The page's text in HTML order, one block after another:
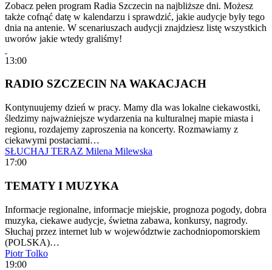
Zobacz pełen program Radia Szczecin na najbliższe dni. Możesz
także cofnąć datę w kalendarzu i sprawdzić, jakie audycje były tego
dnia na antenie. W scenariuszach audycji znajdziesz listę wszystkich
uworów jakie wtedy graliśmy!
13:00
RADIO SZCZECIN NA WAKACJACH
Kontynuujemy dzień w pracy. Mamy dla was lokalne ciekawostki,
śledzimy najważniejsze wydarzenia na kulturalnej mapie miasta i
regionu, rozdajemy zaproszenia na koncerty. Rozmawiamy z
ciekawymi postaciami…
SŁUCHAJ TERAZ Milena Milewska
17:00
TEMATY I MUZYKA
Informacje regionalne, informacje miejskie, prognoza pogody, dobra
muzyka, ciekawe audycje, świetna zabawa, konkursy, nagrody.
Słuchaj przez internet lub w województwie zachodniopomorskiem
(POLSKA)…
Piotr Tolko
19:00